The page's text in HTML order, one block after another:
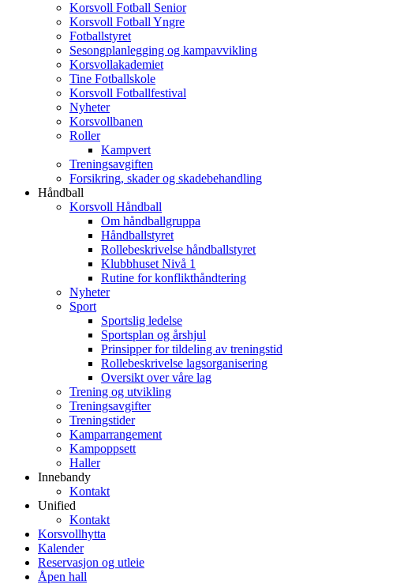
Korsvoll Fotball Senior
Korsvoll Fotball Yngre
Fotballstyret
Sesongplanlegging og kampavvikling
Korsvollakademiet
Tine Fotballskole
Korsvoll Fotballfestival
Nyheter
Korsvollbanen
Roller
Kampvert
Treningsavgiften
Forsikring, skader og skadebehandling
Håndball
Korsvoll Håndball
Om håndballgruppa
Håndballstyret
Rollebeskrivelse håndballstyret
Klubbhuset Nivå 1
Rutine for konflikthåndtering
Nyheter
Sport
Sportslig ledelse
Sportsplan og årshjul
Prinsipper for tildeling av treningstid
Rollebeskrivelse lagsorganisering
Oversikt over våre lag
Trening og utvikling
Treningsavgifter
Treningstider
Kamparrangement
Kampoppsett
Haller
Innebandy
Kontakt
Unified
Kontakt
Korsvollhytta
Kalender
Reservasjon og utleie
Åpen hall